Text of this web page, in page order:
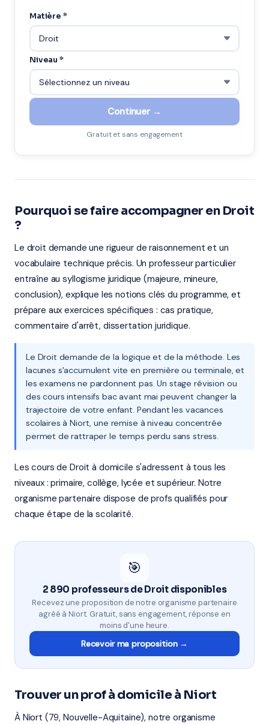
Matière *
Niveau *
Continuer →
Gratuit et sans engagement
Pourquoi se faire accompagner en Droit
?
Le droit demande une rigueur de raisonnement et un
vocabulaire technique précis. Un professeur particulier
entraîne au syllogisme juridique (majeure, mineure,
conclusion), explique les notions clés du programme, et
prépare aux exercices spécifiques : cas pratique,
commentaire d'arrêt, dissertation juridique.
Le Droit demande de la logique et de la méthode. Les
lacunes s'accumulent vite en première ou terminale, et
les examens ne pardonnent pas. Un stage révision ou
des cours intensifs bac avant mai peuvent changer la
trajectoire de votre enfant. Pendant les vacances
scolaires à Niort, une remise à niveau concentrée
permet de rattraper le temps perdu sans stress.
Les cours de Droit à domicile s'adressent à tous les
niveaux : primaire, collège, lycée et supérieur. Notre
organisme partenaire dispose de profs qualifiés pour
chaque étape de la scolarité.
🎯
2 890 professeurs de Droit disponibles
Recevez une proposition de notre organisme partenaire
agréé à Niort. Gratuit, sans engagement, réponse en
moins d'une heure.
Recevoir ma proposition →
Trouver un prof à domicile à Niort
À Niort (79, Nouvelle-Aquitaine), notre organisme